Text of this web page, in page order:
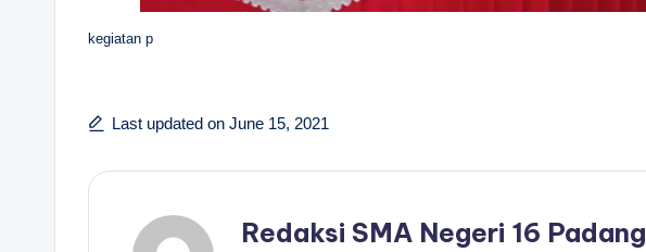
kegiatan p
Last updated on June 15, 2021
Redaksi SMA Negeri 16 Padang